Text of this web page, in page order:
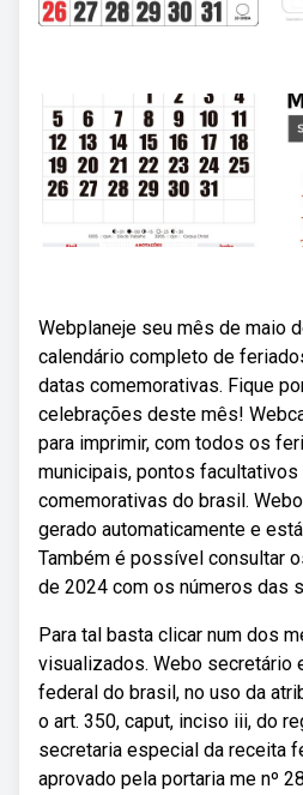
Webplaneje seu mês de maio
calendário completo de
datas comemorativas. Fique
celebrações deste mês!
para imprimir, com todos os
municipais, pontos facultativos
comemorativas do brasil.
gerado automaticamente e
Também é possível consultar
de 2024 com os números das
Para tal basta clicar num dos
visualizados. Webo secretário
federal do brasil, no uso da
o art. 350, caput, inciso iii, do
secretaria especial da receita
aprovado pela portaria me nº